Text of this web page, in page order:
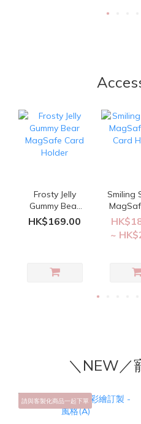
Frosty Jelly
Gummy Bear
MagSafe Card
Holder
HK$169.00
Smiling
Card
~
＼NEW／
請與客製化商品一起下單